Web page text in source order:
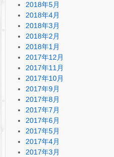
2018年5月
2018年4月
2018年3月
2018年2月
2018年1月
2017年12月
2017年11月
2017年10月
2017年9月
2017年8月
2017年7月
2017年6月
2017年5月
2017年4月
2017年3月